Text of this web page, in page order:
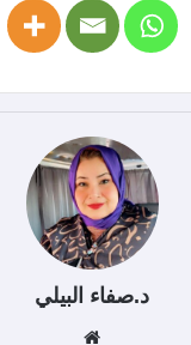
د.صفاء البيلي